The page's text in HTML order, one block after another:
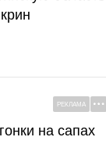
РЕКЛАМА
на сапах